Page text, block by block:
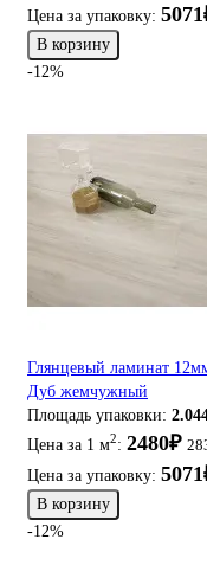
Цена за упаковку:
В корзину
-12%
Глянцевый ламинат
Дуб жемчужный
Площадь упаковки:
Цена за 1 м2: 2480₽
Цена за упаковку:
В корзину
-12%